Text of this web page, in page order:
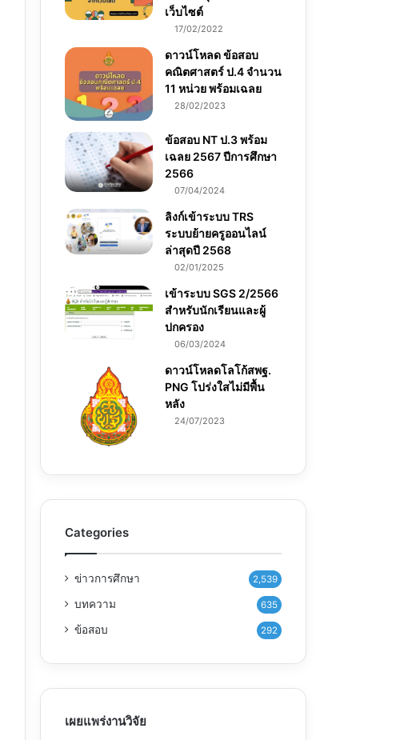
เว็บไซต์
17/02/2022
ดาวน์โหลด ข้อสอบ
คณิตศาสตร์ ป.4 จำนวน
11 หน่วย พร้อมเฉลย
28/02/2023
ข้อสอบ NT ป.3 พร้อม
เฉลย 2567 ปีการศึกษา
2566
07/04/2024
ลิงก์เข้าระบบ TRS
ระบบย้ายครูออนไลน์
ล่าสุดปี 2568
02/01/2025
เข้าระบบ SGS 2/2566
สำหรับนักเรียนและผู้
ปกครอง
06/03/2024
ดาวน์โหลดโลโก้สพฐ.
PNG โปร่งใสไม่มีพื้น
หลัง
24/07/2023
Categories
ข่าวการศึกษา 2,539
บทความ 635
ข้อสอบ 292
เผยแพร่งานวิจัย